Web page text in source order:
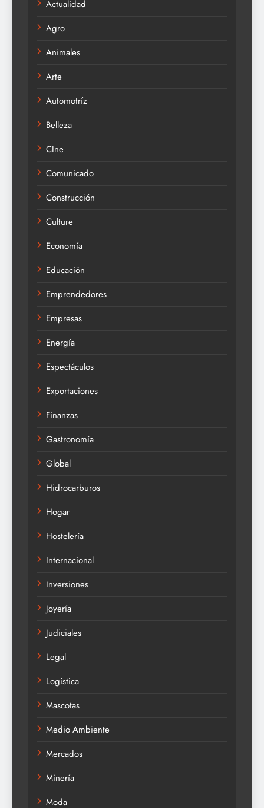
Actualidad
Agro
Animales
Arte
Automotríz
Belleza
CIne
Comunicado
Construcción
Culture
Economía
Educación
Emprendedores
Empresas
Energía
Espectáculos
Exportaciones
Finanzas
Gastronomía
Global
Hidrocarburos
Hogar
Hostelería
Internacional
Inversiones
Joyería
Judiciales
Legal
Logística
Mascotas
Medio Ambiente
Mercados
Minería
Moda